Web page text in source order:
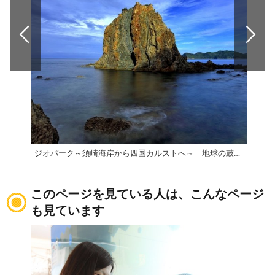
ジオパーク～須崎海岸から四国カルストへ～ 地球の鼓動を感じる絶景ドライブ旅
このページを見ている人は、こんなページ
も見ています